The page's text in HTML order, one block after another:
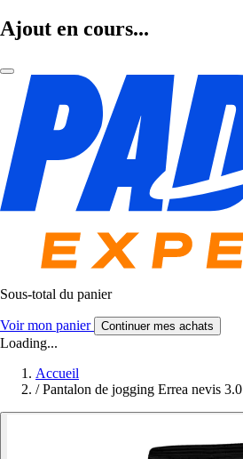
Ajout en cours...
Sous-total du panier
Voir mon panier Continuer mes achats
Loading...
Accueil
/ Pantalon de jogging Errea nevis 3.0